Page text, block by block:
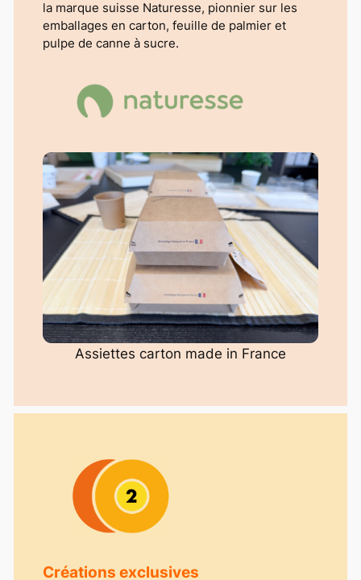
la marque suisse Naturesse, pionnier sur les
emballages en carton, feuille de palmier et
pulpe de canne à sucre.
Assiettes carton made in France
Créations exclusives